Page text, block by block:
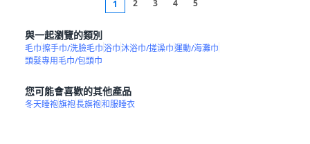
1 2 3 4 5
與一起瀏覽的類別
毛巾擦手巾/洗臉毛巾浴巾沐浴巾/搓澡巾運動/海灘巾
頭髮專用毛巾/包頭巾
您可能會喜歡的其他產品
冬天睡袍旗袍長旗袍和服睡衣